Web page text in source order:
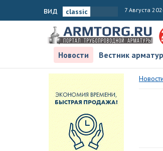
вид 7 Августа
Новости
Вестник
Новости